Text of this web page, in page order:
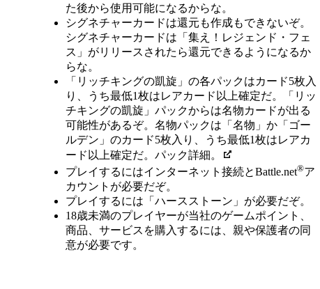
た後から使用可能になるからな。
シグネチャーカードは還元も作成もできないぞ。
シグネチャーカードは「集え！レジェンド・フェ
ス」がリリースされたら還元できるようになるか
らな。
「リッチキングの凱旋」の各パックはカード5枚入
り、うち最低1枚はレアカード以上確定だ。「リッ
チキングの凱旋」パックからは名物カードが出る
可能性があるぞ。名物パックは「名物」か「ゴー
ルデン」のカード5枚入り、うち最低1枚はレアカ
ード以上確定だ。パック詳細。
プレイするにはインターネット接続とBattle.net®ア
カウントが必要だぞ。
プレイするには「ハースストーン」が必要だぞ。
18歳未満のプレイヤーが当社のゲームポイント、
商品、サービスを購入するには、親や保護者の同
意が必要です。